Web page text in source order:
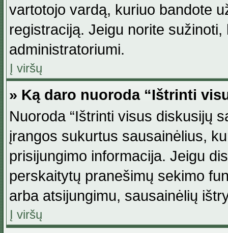
vartotojo vardą, kuriuo bandote
registraciją. Jeigu norite
administratoriumi.
Į viršų
» Ką daro nuoroda “Ištrinti
Nuoroda “Ištrinti visus diskusijų
įrangos sukurtus sausainėlius,
prisijungimo informacija. Jeigu
perskaitytų pranešimų sekimo
arba atsijungimu, sausainėlių
Į viršų